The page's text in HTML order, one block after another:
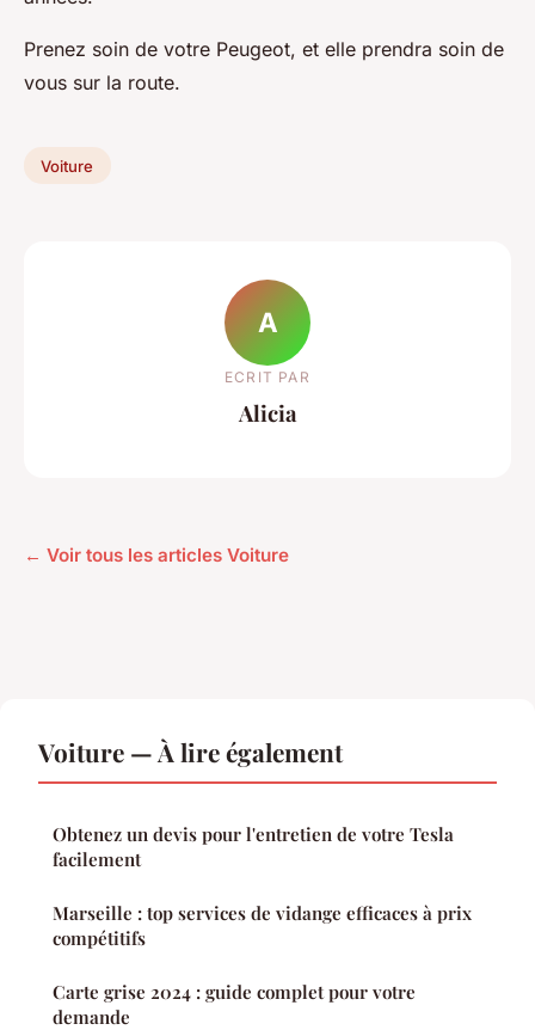
Prenez soin de votre Peugeot, et elle prendra soin de
vous sur la route.
Voiture
A
ECRIT PAR
Alicia
← Voir tous les articles Voiture
Voiture — À lire également
Obtenez un devis pour l'entretien de votre Tesla
facilement
Marseille : top services de vidange efficaces à prix
compétitifs
Carte grise 2024 : guide complet pour votre
demande